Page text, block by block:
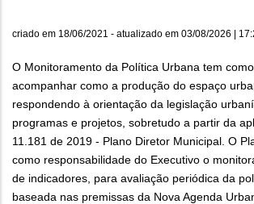
criado em 18/06/2021 - atualizado em 03/08/2026 |
O Monitoramento da Política Urbana tem
acompanhar como a produção do espaço
respondendo à orientação da legislação
programas e projetos, sobretudo a partir da
11.181 de 2019 - Plano Diretor Municipal. O
como responsabilidade do Executivo o
de indicadores, para avaliação periódica da
baseada nas premissas da Nova Agenda